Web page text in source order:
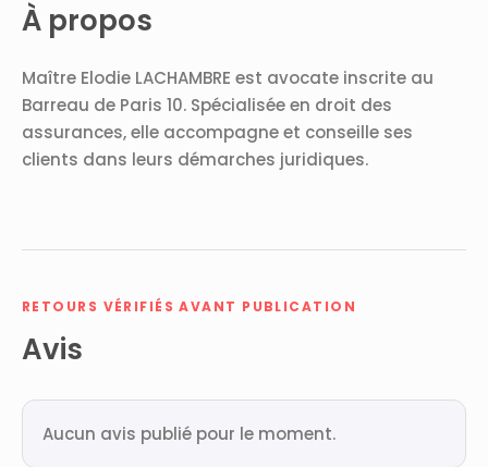
À propos
Maître Elodie LACHAMBRE est avocate inscrite au
Barreau de Paris 10. Spécialisée en droit des
assurances, elle accompagne et conseille ses
clients dans leurs démarches juridiques.
RETOURS VÉRIFIÉS AVANT PUBLICATION
Avis
Aucun avis publié pour le moment.